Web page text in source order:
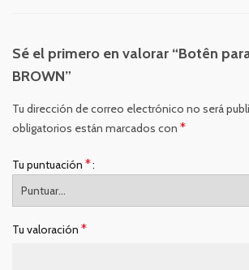
Sé el primero en valorar “Botên
BROWN”
Tu dirección de correo electrónico no será
obligatorios están marcados con *
Tu puntuación *
Tu valoración *